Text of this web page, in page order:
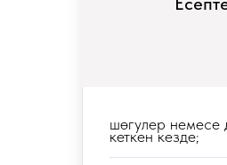
шөгулер немесе
кеткен кезде;